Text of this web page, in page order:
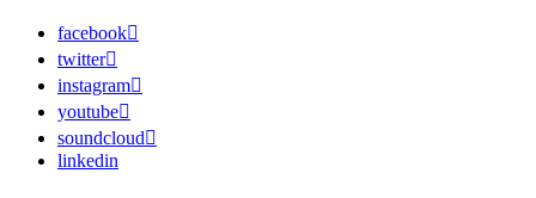
facebook
twitter
instagram
youtube
soundcloud
linkedin